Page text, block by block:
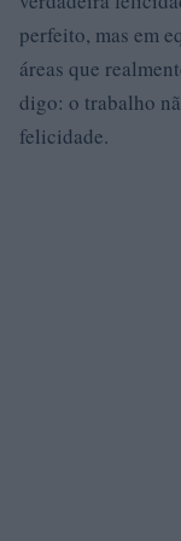
perfeito, mas em
áreas que
digo: o trabalho
felicidade.